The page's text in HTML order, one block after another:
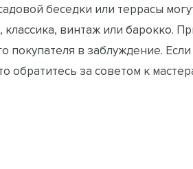
беседки или террасы
классика, винтаж или барокко.
покупателя в заблуждение.
обратитесь за советом к